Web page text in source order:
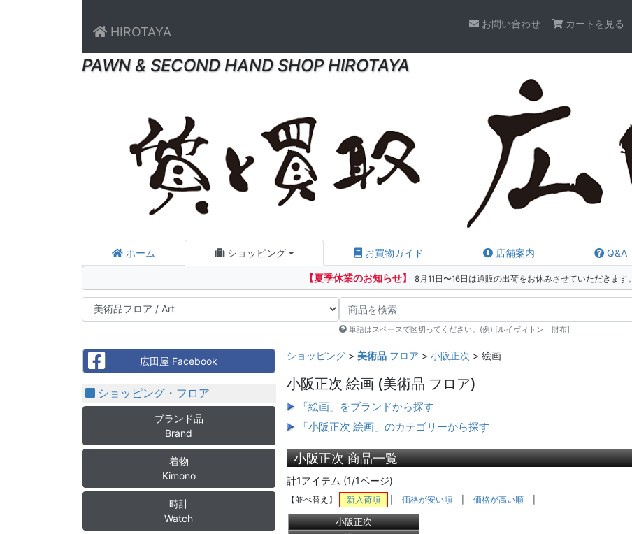
HIROTAYA
お問い合わせ カートを見る
PAWN & SECOND HAND SHOP HIROTAYA
ホーム ショッピング お買物ガイド 店舗案内 Q&A
【夏季休業のお知らせ】 8月11日〜16日は通販の出荷をお休みさせていただきます。
単語はスペースで区切ってください。(例) [ルイヴィトン 財布]
ショッピング> 美術品フロア > 小阪正次 > 絵画
小阪正次 絵画 (美術品 フロア)
「絵画」をブランドから探す
「小阪正次 絵画」のカテゴリーから探す
小阪正次 商品一覧
計1アイテム (1/1ページ)
【並べ替え】 新入荷順 価格が安い順 価格が高い順
小阪正次
Facebook広田屋 Facebook
ショッピング・フロア
ブランド品
Brand
着物
Kimono
時計
Watch